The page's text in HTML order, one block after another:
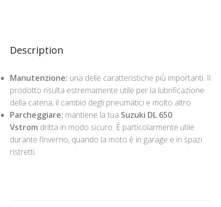
Description
Manutenzione: una delle caratteristiche più importanti. Il
prodotto risulta estremamente utile per la lubrificazione
della catena, il cambio degli pneumatici e molto altro.
Parcheggiare: mantiene la tua Suzuki DL 650
Vstrom dritta in modo sicuro. È particolarmente utile
durante l’inverno, quando la moto è in garage e in spazi
ristretti.